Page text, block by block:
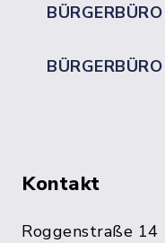
Kontakt
Roggenstraße 14